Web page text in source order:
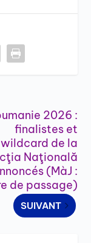
2026 :
finalistes et
wildcard de la
Naţională
(MàJ :
de passage)
SUIVANT